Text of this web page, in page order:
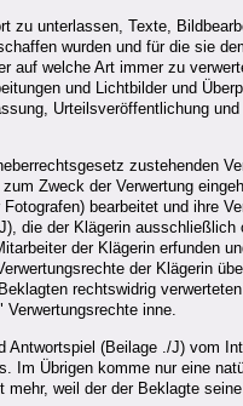
unterlassen, Texte,
wurden und für die sie
welche Art immer zu
und Lichtbilder und
Urteilsveröffentlichung
zustehenden
Zweck der Verwertung
bearbeitet und ihre
die der Klägerin
der Klägerin erfunden
der Klägerin
rechtswidrig
inne.
(Beilage ./J) vom
Im Übrigen komme nur eine
weil der der Beklagte